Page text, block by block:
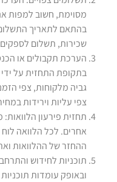
מסוימת, חשוב למפות
בהתאם לתאריך
שכירות, תשלום לספקים
הערכת תקבולים או
בתקופת התחזית על
גביה מלקוחות, צפי
צפי עליות וירידות
תחזית פירעון
אחרים. לכל הלוואה
ההחזר של ההלוואות
תוכניות לחידוש
ובאופק עומדות